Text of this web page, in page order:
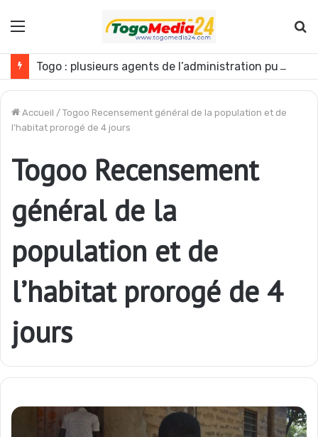
Menu
Togo : plusieurs agents de l’administration publique révoqués
Accueil / Togoo Recensement général de la population et de
l’habitat prorogé de 4 jours
Togoo Recensement
général de la
population et de
l’habitat prorogé de 4
jours